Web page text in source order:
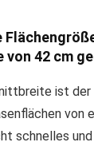
42 cm
ist der
von
schnelles